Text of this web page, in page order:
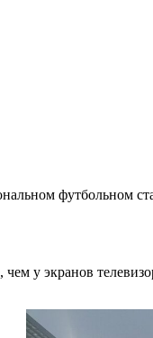
футбольном
у экранов